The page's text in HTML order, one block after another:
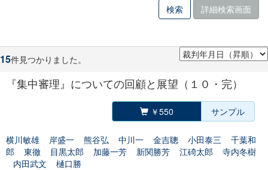
詳細検索画面
15件見つかりました。
『集中審理』についての回顧と展望（１０・完）
￥550 サンプル
横川敏雄 岸盛一 熊谷弘 中川一 金吉聰 小田泰三
千葉和
郎
東徹 目黒太郎 加藤一芳 新関勝芳 江碕太郎
寺内冬樹
内田武文
樋口勝